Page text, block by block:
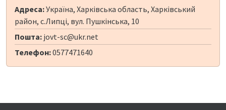
Адреса:Україна, Харківська область, Харківський
район, с.Липці, вул. Пушкінська, 10
Пошта: jovt-sc@ukr.net
Телефон:0577471640